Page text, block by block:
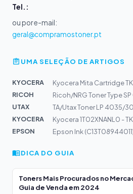
Tel.:
ou por e-mail:
geral@compramostoner.pt
UMA SELEÇÃO DE ARTIGOS
KYOCERA
Kyocera Mita Cartridge
RICOH
UTAX
TA/Utax Toner LP 4035/
KYOCERA
Kyocera 1T02XNANL0 -
EPSON
Epson Ink
DICA DO GUIA
Toners Mais Procurados no
Guia de Venda em 2024